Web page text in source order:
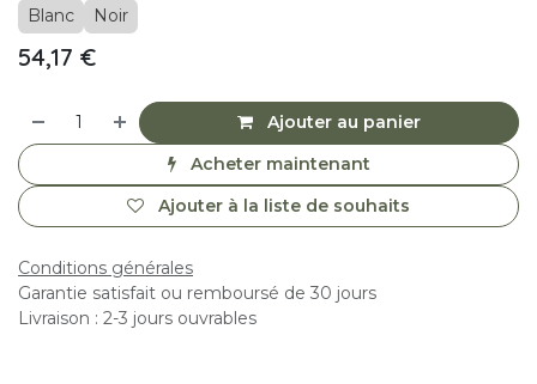
Blanc Noir
54,17 €
Ajouter au panier
Acheter maintenant
Ajouter à la liste de souhaits
Conditions générales
Garantie satisfait ou remboursé de 30 jours
Livraison : 2-3 jours ouvrables